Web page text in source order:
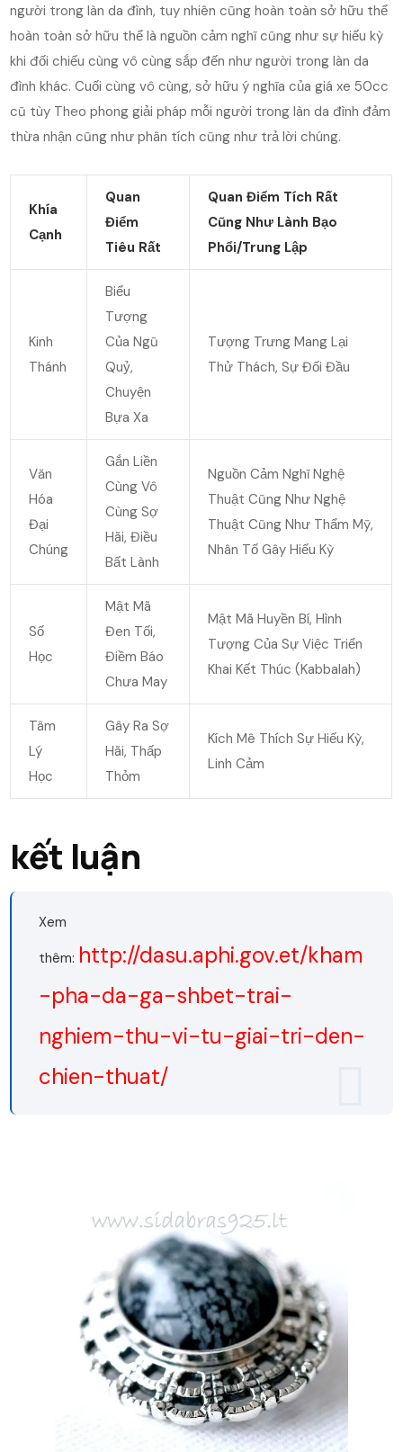
người trong làn da đình, tuy nhiên cũng hoàn toàn sở hữu thể
hoàn toàn sở hữu thể là nguồn cảm nghĩ cũng như sự hiếu kỳ
khi đối chiếu cùng vô cùng sắp đến như người trong làn da
đình khác. Cuối cùng vô cùng, sở hữu ý nghĩa của giá xe 50cc
cũ tùy Theo phong giải pháp mỗi người trong làn da đình đảm
thừa nhận cũng như phân tích cũng như trả lời chúng.
Khía
Cạnh
Quan
Điểm
Tiêu Rất
Quan Điểm Tích Rất
Cũng Như Lành Bạo
Phổi/trung Lập
Kinh
Thánh
Biểu
Tượng
Của Ngũ
Quỷ,
Chuyện
Bựa Xa
Tượng Trưng Mang Lại
Thử Thách, Sự Đối Đầu
Văn
Hóa
Đại
Chúng
Gắn Liền
Cùng Vô
Cùng Sợ
Hãi, Điều
Bất Lành
Nguồn Cảm Nghĩ Nghệ
Thuật Cũng Như Nghệ
Thuật Cũng Như Thẩm Mỹ,
Nhân Tố Gây Hiếu Kỳ
Số
Học
Mật Mã
Đen Tối,
Điềm Báo
Chưa May
Mật Mã Huyền Bí, Hình
Tượng Của Sự Việc Triển
Khai Kết Thúc (Kabbalah)
Tâm
Lý
Học
Gây Ra Sợ
Hãi, Thấp
Thỏm
Kích Mê Thích Sự Hiếu Kỳ,
Linh Cảm
kết luận
Xem
thêm: http://dasu.aphi.gov.et/kham
-pha-da-ga-shbet-trai-
nghiem-thu-vi-tu-giai-tri-den-
chien-thuat/